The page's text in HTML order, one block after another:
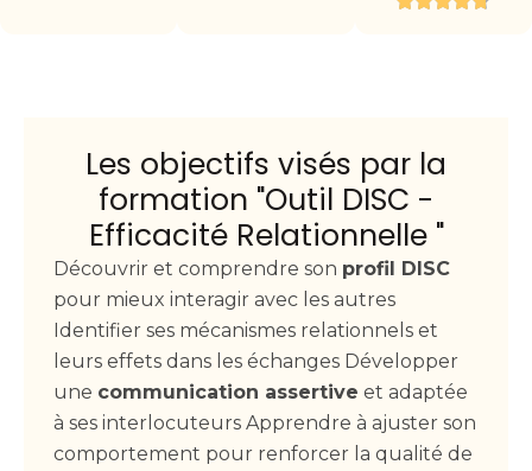
Les objectifs visés par la
formation "Outil DISC -
Efficacité Relationnelle "
Découvrir et comprendre son profil DISC
pour mieux interagir avec les autres
Identifier ses mécanismes relationnels et
leurs effets dans les échanges Développer
une communication assertive et adaptée
à ses interlocuteurs Apprendre à ajuster son
comportement pour renforcer la qualité de